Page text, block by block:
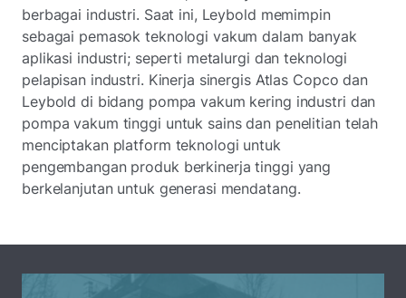
berbagai industri. Saat ini, Leybold memimpin
sebagai pemasok teknologi vakum dalam banyak
aplikasi industri; seperti metalurgi dan teknologi
pelapisan industri. Kinerja sinergis Atlas Copco dan
Leybold di bidang pompa vakum kering industri dan
pompa vakum tinggi untuk sains dan penelitian telah
menciptakan platform teknologi untuk
pengembangan produk berkinerja tinggi yang
berkelanjutan untuk generasi mendatang.